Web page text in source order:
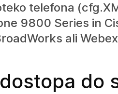
telefona
9800 Series in
ali
do